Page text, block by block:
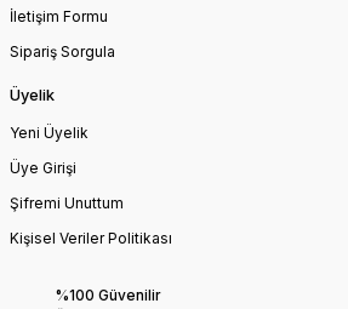
İletişim Formu
Sipariş Sorgula
Üyelik
Yeni Üyelik
Üye Girişi
Şifremi Unuttum
Kişisel Veriler Politikası
%100 Güvenilir